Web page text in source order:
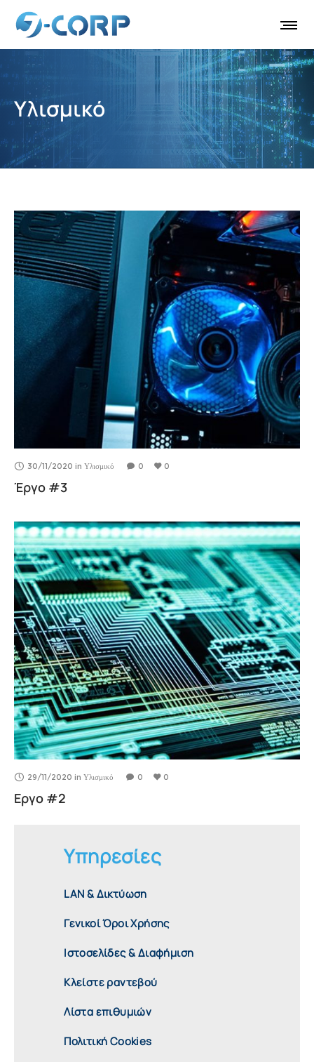
Υλισμικό
30/11/2020 in Υλισμικό 0 0
Έργο #3
29/11/2020 in Υλισμικό 0 0
Εργο #2
Υπηρεσίες
LAN & Δικτύωση
Γενικοί Όροι Χρήσης
Ιστοσελίδες & Διαφήμιση
Κλείστε ραντεβού
Λίστα επιθυμιών
Πολιτική Cookies